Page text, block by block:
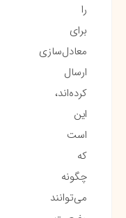
را
برای
معادل‌سازی
ارسال
کرده‌اند،
این
است
که
چگونه
می‌توانند